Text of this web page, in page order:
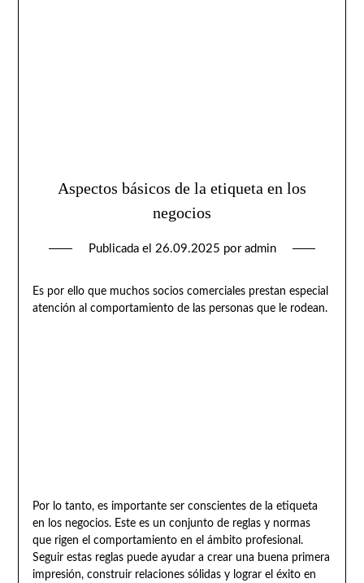
Aspectos básicos de la etiqueta en los
negocios
Publicada el 26.09.2025 por admin
Es por ello que muchos socios comerciales prestan especial
atención al comportamiento de las personas que le rodean.
Por lo tanto, es importante ser conscientes de la etiqueta
en los negocios. Este es un conjunto de reglas y normas
que rigen el comportamiento en el ámbito profesional.
Seguir estas reglas puede ayudar a crear una buena primera
impresión, construir relaciones sólidas y lograr el éxito en